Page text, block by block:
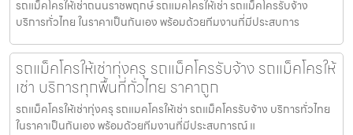
รถแม็คโครให้เช่าถนนราชพฤกษ์ รถแมคโครให้เช่า รถแม็คโครรับจ้าง
บริการทั่วไทย ในราคาเป็นกันเอง พร้อมด้วยทีมงานที่มีประสบการ
รถแม็คโครให้เช่าทุ่งครุ รถแม็คโครรับจ้าง รถแม็คโครให้
เช่า บริการทุกพื้นที่ทั่วไทย ราคาถูก
รถแม็คโครให้เช่าทุ่งครุ รถแมคโครให้เช่า รถแม็คโครรับจ้าง บริการทั่วไทย
ในราคาเป็นกันเอง พร้อมด้วยทีมงานที่มีประสบการณ์ แ